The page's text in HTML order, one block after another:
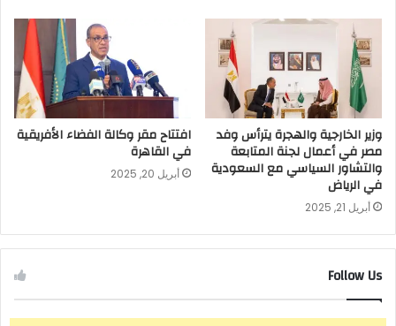
وزير الخارجية والهجرة يترأس وفد
مصر في أعمال لجنة المتابعة
والتشاور السياسي مع السعودية
في الرياض
أبريل 21, 2025
افتتاح مقر وكالة الفضاء الأفريقية
في القاهرة
أبريل 20, 2025
Follow Us